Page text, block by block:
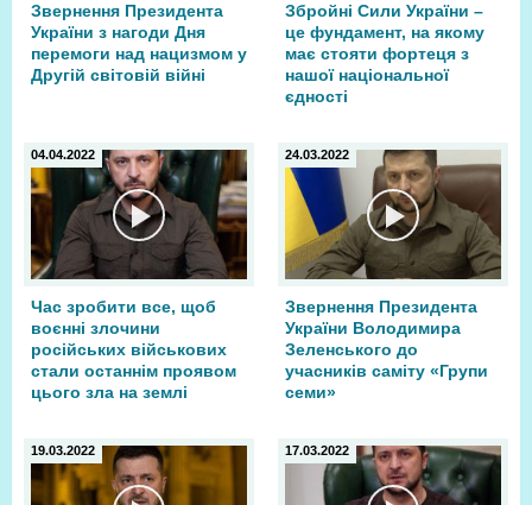
Звернення Президента
України з нагоди Дня
перемоги над нацизмом у
Другій світовій війні
Збройні Сили України –
це фундамент, на якому
має стояти фортеця з
нашої національної
єдності
04.04.2022
Час зробити все, щоб
воєнні злочини
російських військових
стали останнім проявом
цього зла на землі
24.03.2022
Звернення Президента
України Володимира
Зеленського до
учасників саміту «Групи
семи»
19.03.2022 17.03.2022